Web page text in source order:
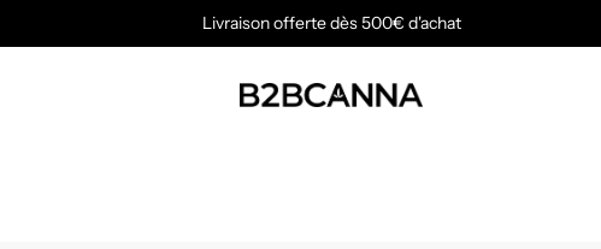
Livraison offerte dès 500€ d'achat